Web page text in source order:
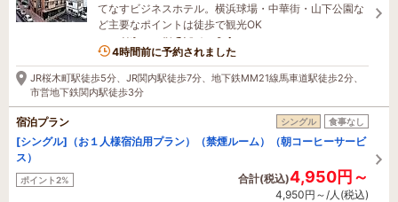
てなすビジネスホテル。横浜球場・中華街・山下公園な
ど主要なポイントは徒歩で観光OK
4名がこの宿を見ています
4時間前に予約されました
JR桜木町駅徒歩5分、JR関内駅徒歩7分、地下鉄MM21線馬車道駅徒歩2分、
市営地下鉄関内駅徒歩3分
宿泊プラン シングル 食事なし
[シングル]（お１人様宿泊用プラン）（禁煙ルーム）（朝コーヒーサービ
ス）
ポイント2% 合計(税込)4,950円～
4,950円～/人(税込)